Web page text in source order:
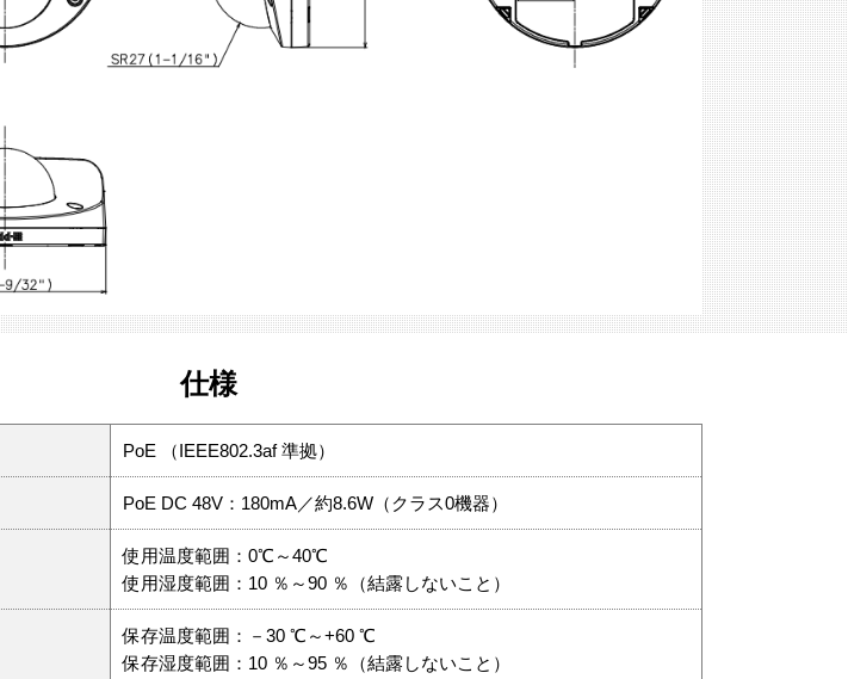
仕様
PoE （IEEE802.3af 準拠）
PoE DC 48V：180mA／約8.6W（クラス0機器）
使用温度範囲：0℃～40℃
使用湿度範囲：10 ％～90 ％（結露しないこと）
保存温度範囲：－30 ℃～+60 ℃
保存湿度範囲：10 ％～95 ％（結露しないこと）